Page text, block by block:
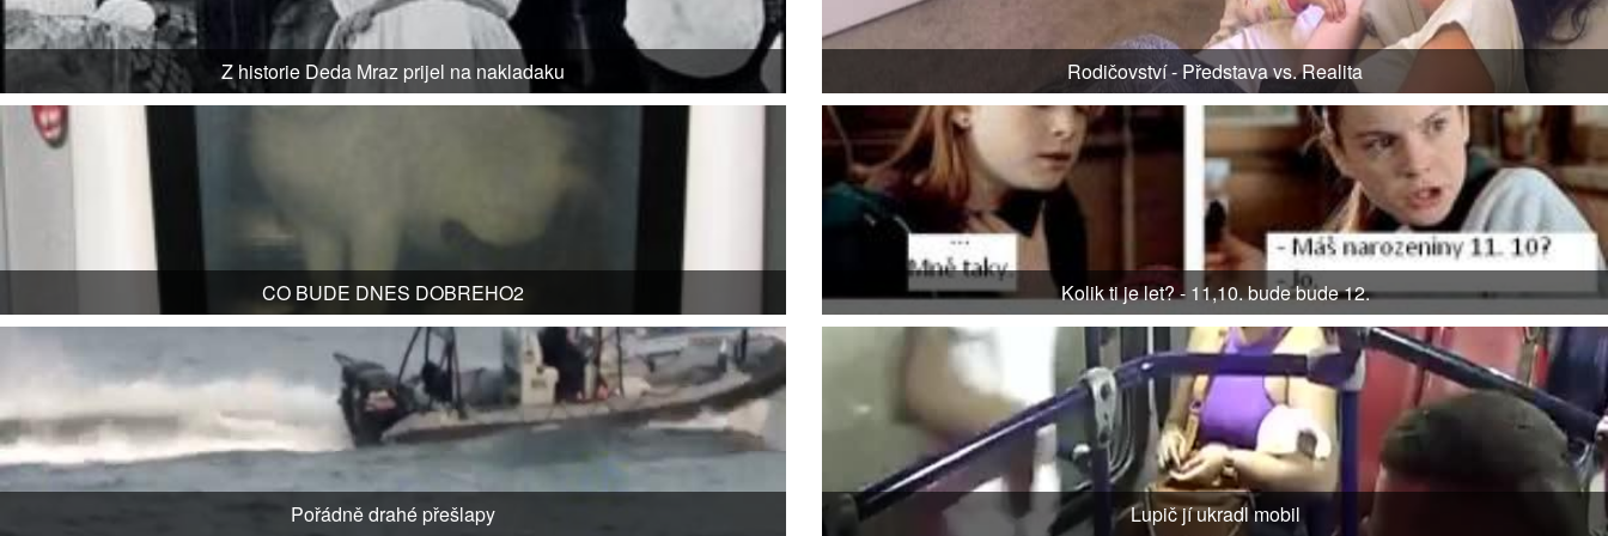
Z historie Deda Mraz prijel na nakladaku Rodičovství - Představa vs. Realita
CO BUDE DNES DOBREHO2 Kolik ti je let? - 11,10. bude bude 12.
Pořádně drahé přešlapy Lupič jí ukradl mobil